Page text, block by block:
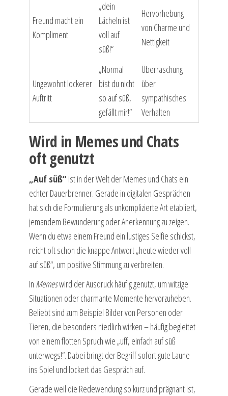
Freund macht ein
Kompliment
„dein
Lächeln ist
voll auf
süß!“
Hervorhebung
von Charme und
Nettigkeit
Ungewohnt lockerer
Auftritt
„Normal
bist du nicht
so auf süß,
gefällt mir!“
Überraschung
über
sympathisches
Verhalten
Wird in Memes und Chats
oft genutzt
„Auf süß“ist in der Welt der Memes und Chats ein
echter Dauerbrenner. Gerade in digitalen Gesprächen
hat sich die Formulierung als unkomplizierte Art etabliert,
jemandem Bewunderung oder Anerkennung zu zeigen.
Wenn du etwa einem Freund ein lustiges Selfie schickst,
reicht oft schon die knappe Antwort „heute wieder voll
auf süß“, um positive Stimmung zu verbreiten.
In Memeswird der Ausdruck häufig genutzt, um witzige
Situationen oder charmante Momente hervorzuheben.
Beliebt sind zum Beispiel Bilder von Personen oder
Tieren, die besonders niedlich wirken – häufig begleitet
von einem flotten Spruch wie „uff, einfach auf süß
unterwegs!“. Dabei bringt der Begriff sofort gute Laune
ins Spiel und lockert das Gespräch auf.
Gerade weil die Redewendung so kurz und prägnant ist,